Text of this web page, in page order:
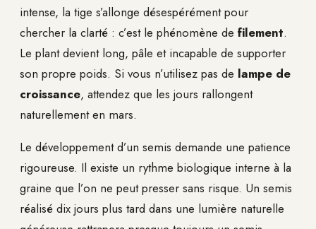
intense, la tige s’allonge désespérément pour
chercher la clarté : c’est le phénomène de filement.
Le plant devient long, pâle et incapable de supporter
son propre poids. Si vous n’utilisez pas de lampe de
croissance, attendez que les jours rallongent
naturellement en mars.
Le développement d’un semis demande une patience
rigoureuse. Il existe un rythme biologique interne à la
graine que l’on ne peut presser sans risque. Un semis
réalisé dix jours plus tard dans une lumière naturelle